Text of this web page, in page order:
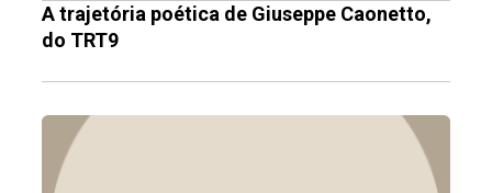
A trajetória poética de Giuseppe Caonetto,
do TRT9